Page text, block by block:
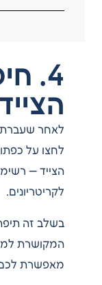
4.
לאחר
לחצו על
הצייד —
לקריטריונים.
בשלב זה
המקושרת
מאפשרת